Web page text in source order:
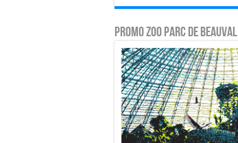
PROMO ZOO PARC DE BEAUVAL